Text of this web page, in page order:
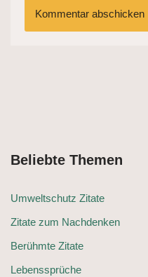
Beliebte Themen
Umweltschutz Zitate
Zitate zum Nachdenken
Berühmte Zitate
Lebenssprüche